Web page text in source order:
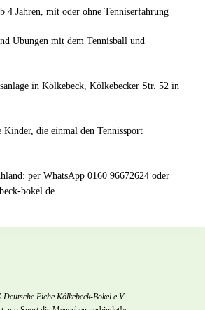
4 Jahren, mit oder ohne Tenniserfahrung
Übungen mit dem Tennisball und
in Kölkebeck, Kölkebecker Str. 52 in
die einmal den Tennissport
per WhatsApp 0160 96672624 oder
bokel.de
Deutsche Eiche Kölkebeck-Bokel e.V.